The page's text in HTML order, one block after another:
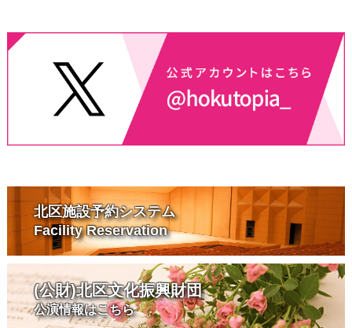
北区施設予約システム
Facility Reservation
(公財)北区文化振興財団
公演情報はこちら